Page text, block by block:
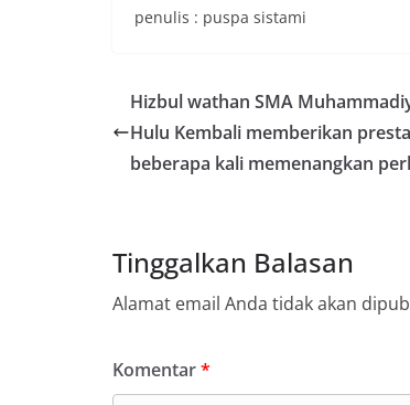
penulis : puspa sistami
Hizbul wathan SMA
Hulu Kembali memberikan
beberapa kali memenangkan
Tinggalkan Balasan
Alamat email Anda tidak akan
Komentar*